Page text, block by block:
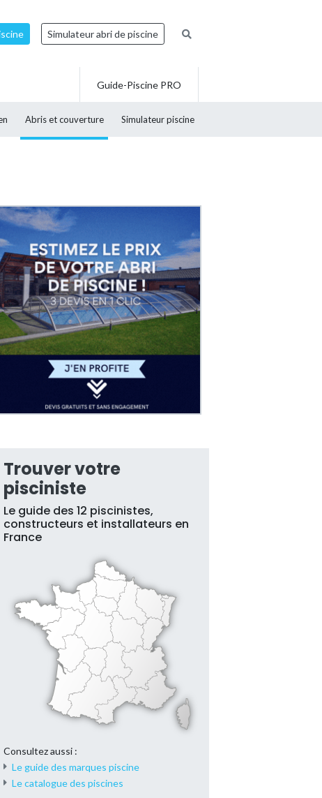
Simulateur abri de piscine
Abris et couverture Simulateur piscine
Guide-Piscine PRO
Trouver votre
pisciniste
Le guide des 12 piscinistes,
constructeurs et installateurs en
France
Consultez aussi :
Le guide des marques piscine
Le catalogue des piscines